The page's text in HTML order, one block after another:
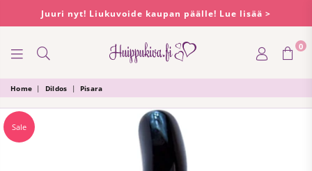
Juuri nyt! Liukuvoide kaupan päälle! Lue lisää >
HUIPPUKIVA
0
Home | Dildos | Pisara
Sale